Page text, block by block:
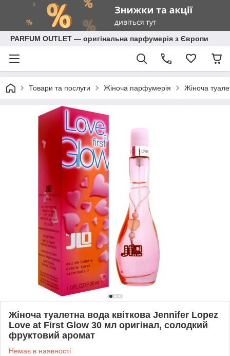
PARFUM OUTLET — оригінальна парфумерія з Європи
Товари та послуги Жіноча парфумерія Жіноча
Жіноча туалетна вода квіткова Jennifer Lopez
Love at First Glow 30 мл оригінал, солодкий
фруктовий аромат
Немає в наявності